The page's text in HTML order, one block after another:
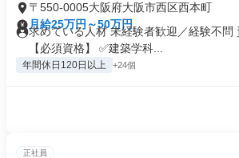
〒550-0005大阪府大阪市西区西本町
月給25万円～50万円
求めている人材 未経験者歓迎／経験不問
【必須資格】 ✅建築学科...
年間休日120日以上 +24個
正社員